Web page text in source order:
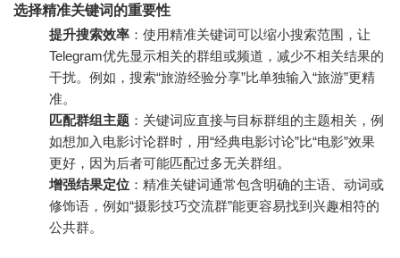
选择精准关键词的重要性
提升搜索效率 ：使用精准关键词可以缩小搜索范围，让
Telegram优先显示相关的群组或频道，减少不相关结果的
干扰。例如，搜索“旅游经验分享”比单独输入“旅游”更精
准。
匹配群组主题 ：关键词应直接与目标群组的主题相关，例
如想加入电影讨论群时，用“经典电影讨论”比“电影”效果
更好，因为后者可能匹配过多无关群组。
增强结果定位 ：精准关键词通常包含明确的主语、动词或
修饰语，例如“摄影技巧交流群”能更容易找到兴趣相符的
公共群。